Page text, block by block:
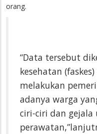
orang.
“Data tersebut
kesehatan
melakukan
adanya warga
ciri-ciri dan